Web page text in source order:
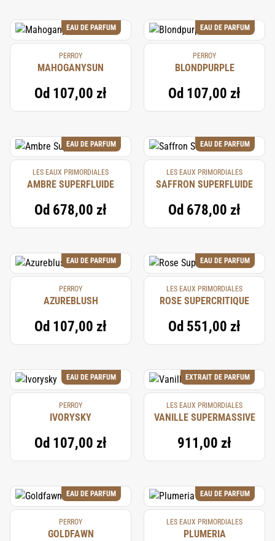
EAU DE PARFUM
PERROY
MAHOGANYSUN
Od 107,00 zł
EAU DE PARFUM
PERROY
BLONDPURPLE
Od 107,00 zł
EAU DE PARFUM
LES EAUX PRIMORDIALES
AMBRE SUPERFLUIDE
Od 678,00 zł
EAU DE PARFUM
LES EAUX PRIMORDIALES
SAFFRON SUPERFLUIDE
Od 678,00 zł
EAU DE PARFUM
PERROY
AZUREBLUSH
Od 107,00 zł
EAU DE PARFUM
LES EAUX PRIMORDIALES
ROSE SUPERCRITIQUE
Od 551,00 zł
EAU DE PARFUM
PERROY
IVORYSKY
Od 107,00 zł
EXTRAIT DE PARFUM
LES EAUX PRIMORDIALES
VANILLE SUPERMASSIVE
911,00 zł
EAU DE PARFUM
PERROY
GOLDFAWN
EAU DE PARFUM
LES EAUX PRIMORDIALES
PLUMERIA